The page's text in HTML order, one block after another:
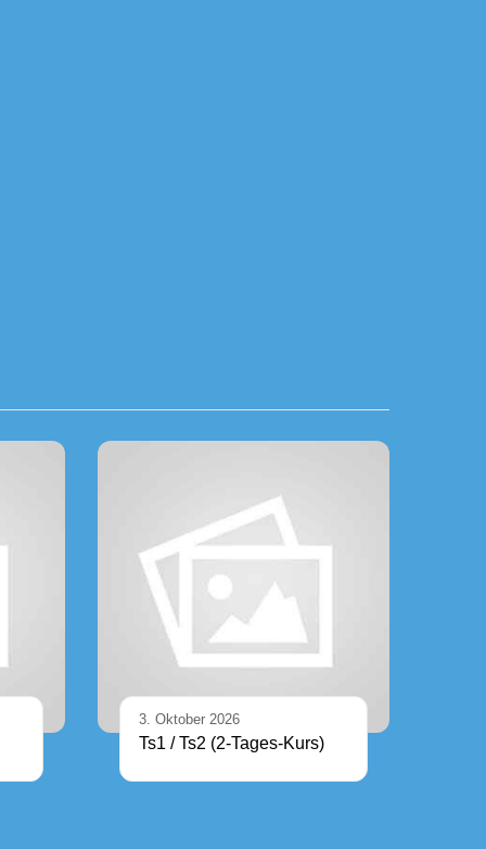
3. Oktober 2026
Ts1 / Ts2 (2-Tages-Kurs)